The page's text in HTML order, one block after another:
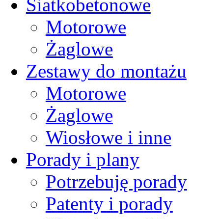
Siatkobetonowe
Motorowe
Żaglowe
Zestawy do montażu
Motorowe
Żaglowe
Wiosłowe i inne
Porady i plany
Potrzebuję porady
Patenty i porady